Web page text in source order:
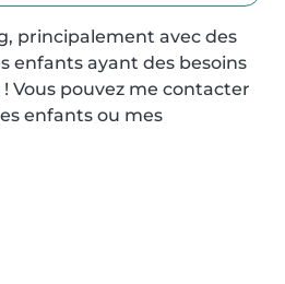
principalement avec des
enfants ayant des besoins
Vous pouvez me contacter
enfants ou mes